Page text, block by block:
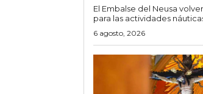
El Embalse del Neusa
para las actividades náuticas
6 agosto, 2026